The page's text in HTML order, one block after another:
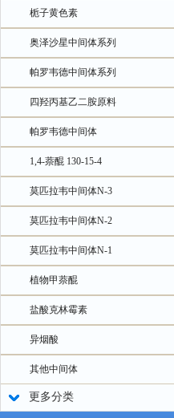
栀子黄色素
奥泽沙星中间体系列
帕罗韦德中间体系列
四羟丙基乙二胺原料
帕罗韦德中间体
1,4-萘醌 130-15-4
莫匹拉韦中间体N-3
莫匹拉韦中间体N-2
莫匹拉韦中间体N-1
植物甲萘醌
盐酸克林霉素
异烟酸
其他中间体
更多分类